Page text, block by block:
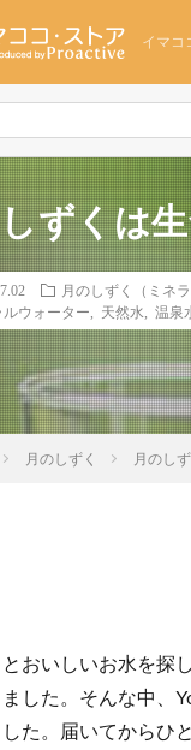
イマコ
ずくは
月のしずく（ミネ
ルウォーター
天然水 温泉
月のしずく 月のし
おいしいお水を探
した。そんな中、
た。届いてからひ